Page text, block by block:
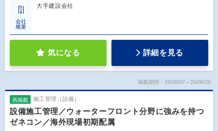
会社
概要
大手建設会社
気になる 詳細を見る
掲載期間：26/08/07～26/08/20
再掲載 施工管理（設備）
設備施工管理／ウォーターフロント分野に強みを持つ
ゼネコン／海外現場初期配属